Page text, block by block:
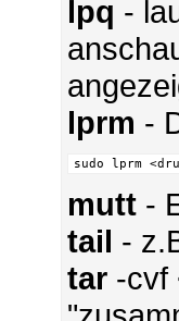
lpq -
lprm -
sudo lprm
mutt -
tail -
tar -cvf